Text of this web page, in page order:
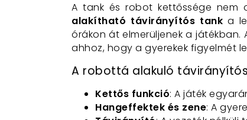
A tank és robot kettőssége nem
alakítható távirányítós tank a
órákon át elmerüljenek a játékban.
ahhoz, hogy a gyerekek figyelmét
A robottá alakuló
Kettős funkció: A játék
Hangeffektek és zene: A